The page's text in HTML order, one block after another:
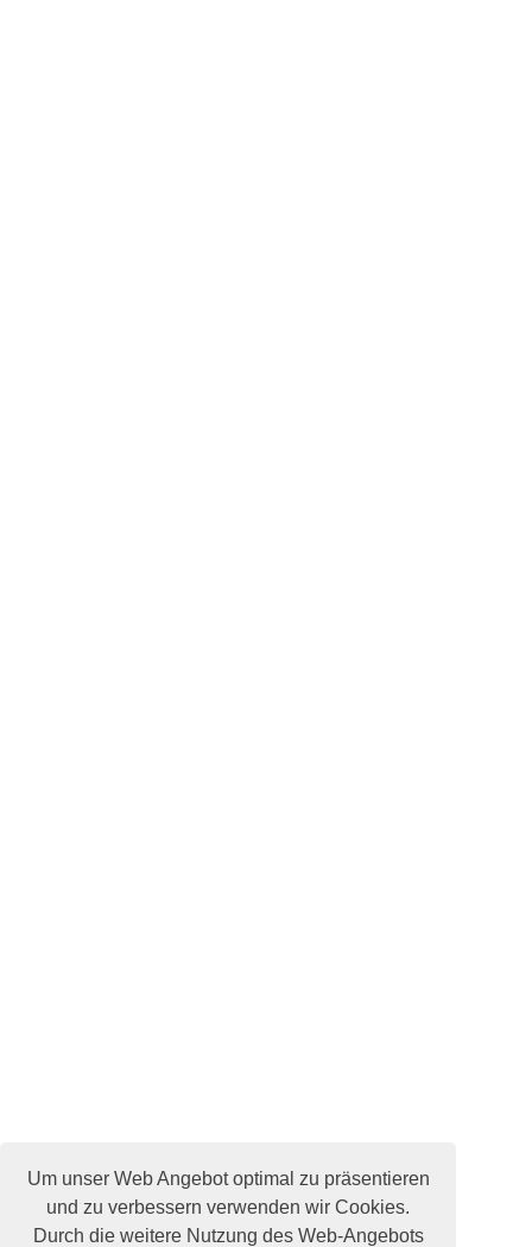
Um unser Web Angebot optimal zu präsentieren
und zu verbessern verwenden wir Cookies.
Durch die weitere Nutzung des Web-Angebots